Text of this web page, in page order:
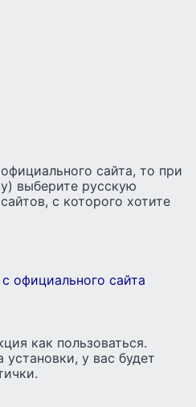
сайта, то при
выберите русскую
с которого хотите
как пользоваться.
у вас будет